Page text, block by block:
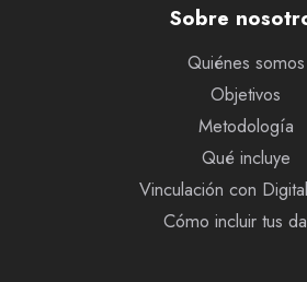
Sobre
Quiénes somos
Objetivos
Metodología
Qué incluye
Vinculación con
Cómo incluir tus